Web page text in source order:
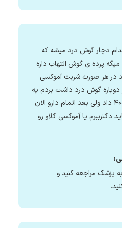
دچار گوش درد میشه که
میگه پرده ی گوش التهاب داره
در هر صورت شربت آموکسی
دوباره گوش درد داشت بردم یه
دکتر دیگه آموکسی سیلین۴۰۰ داد ولی بعد اتمام دارو الان
دکترببرم یا آموکسی کلاو رو
پزشک مراجعه کنید و